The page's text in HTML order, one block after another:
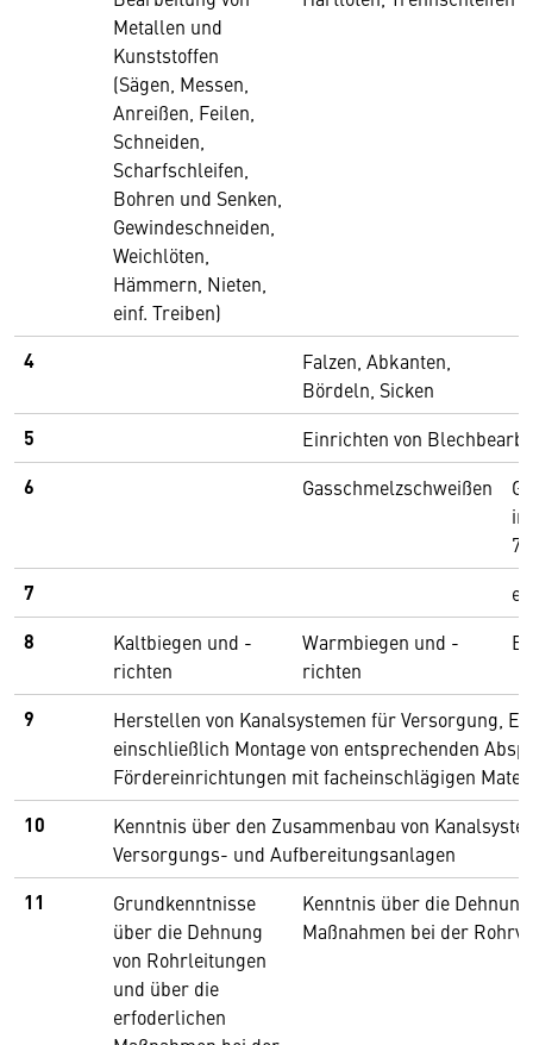
Metallen und
Kunststoffen
(Sägen, Messen,
Anreißen, Feilen,
Schneiden,
Scharfschleifen,
Bohren und Senken,
Gewindeschneiden,
Weichlöten,
Hämmern, Nieten,
einf. Treiben)
4
Falzen, Abkanten,
Bördeln, Sicken
5 Einrichten von
6 Gasschmelzschweißen
in
7
8
Kaltbiegen und -
richten
Warmbiegen und -
richten
9
Herstellen von Kanalsystemen für Versorgung,
einschließlich Montage von entsprechenden
Fördereinrichtungen mit facheinschlägigen
10
Kenntnis über den Zusammenbau von
Versorgungs- und Aufbereitungsanlagen
11
Grundkenntnisse
über die Dehnung
von Rohrleitungen
und über die
erfoderlichen
Kenntnis über die
Maßnahmen bei der